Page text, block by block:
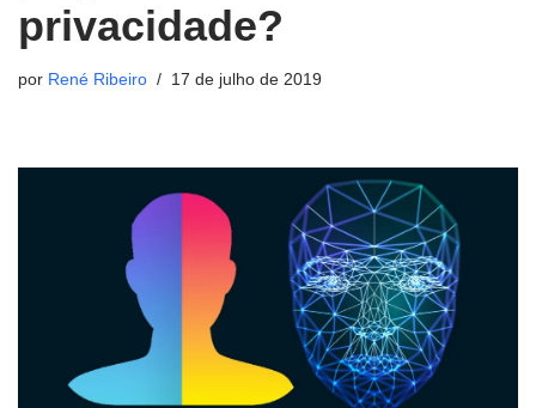
privacidade?
por René Ribeiro 17 de julho de 2019